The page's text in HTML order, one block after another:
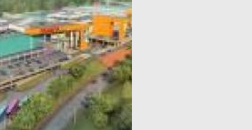
>